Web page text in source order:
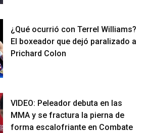
¿Qué ocurrió con Terrel Williams?
El boxeador que dejó paralizado a
Prichard Colon
VIDEO: Peleador debuta en las
MMA y se fractura la pierna de
forma escalofriante en Combate